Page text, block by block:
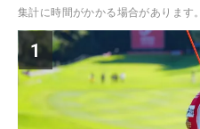
集計に時間がかかる場合があります。
1